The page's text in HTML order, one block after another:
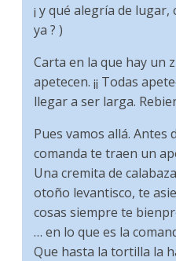
¡ y qué alegría de
ya ? )
Carta en la que hay un
apetecen. ¡¡ Todas
llegar a ser larga.
Pues vamos allá. Antes
comanda te traen un
Una cremita de
otoño levantisco, te
cosas siempre te
… en lo que es la
Que hasta la tortilla la